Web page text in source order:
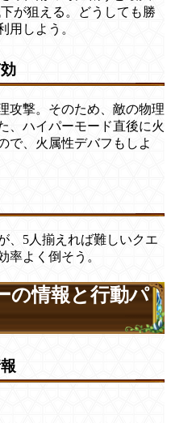
が狙える。どうしても勝
用しよう。
攻撃。そのため、敵の物理
、ハイパーモード直後に火
で、火属性デバフもしよ
、5人揃えれば難しいクエ
率よく倒そう。
の情報と行動パ